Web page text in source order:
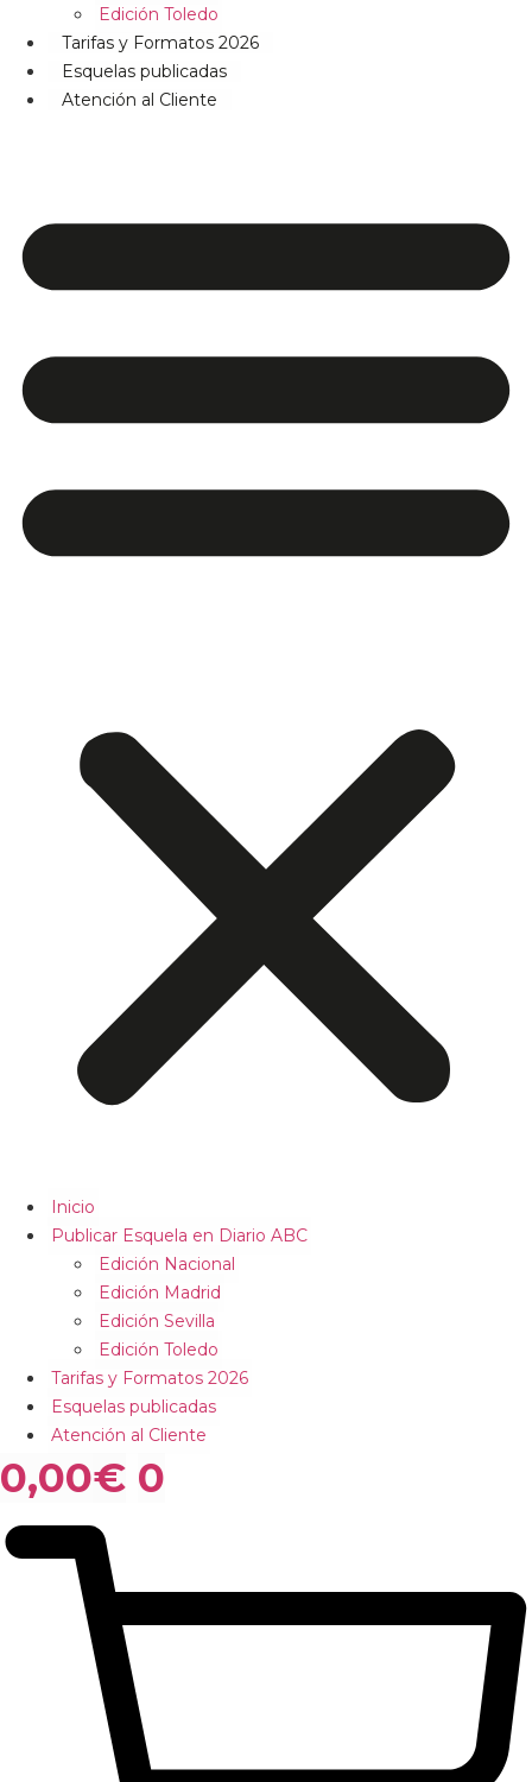
Edición Toledo
Tarifas y Formatos 2026
Esquelas publicadas
Atención al Cliente
Inicio
Publicar Esquela en Diario ABC
Edición Nacional
Edición Madrid
Edición Sevilla
Edición Toledo
Tarifas y Formatos 2026
Esquelas publicadas
Atención al Cliente
0,00€ 0